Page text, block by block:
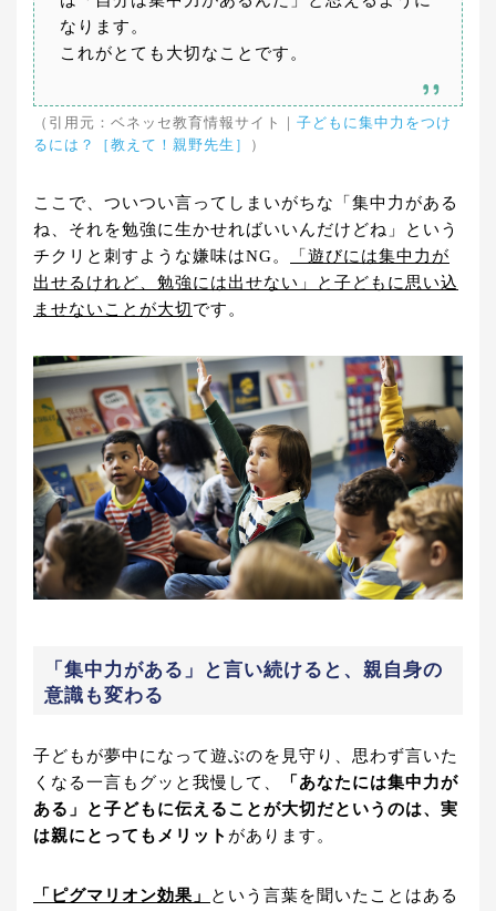
なります。
これがとても大切なことです。
（引用元：ベネッセ教育情報サイト｜ 子どもに集中力をつけ
るには？［教えて！親野先生］
）
ここで、ついつい言ってしまいがちな「集中力がある
ね、それを勉強に生かせればいいんだけどね」という
チクリと刺すような嫌味はNG。
「遊びには集中力が
出せるけれど、勉強には出せない」と子どもに思い込
ませないことが大切 です。
「集中力がある」と言い続けると、親自身の
意識も変わる
子どもが夢中になって遊ぶのを見守り、思わず言いた
くなる一言もグッと我慢して、
「あなたには集中力が
ある」と子どもに伝えることが大切だというのは、実
は親にとってもメリット があります。
「ピグマリオン効果」
という言葉を聞いたことはある